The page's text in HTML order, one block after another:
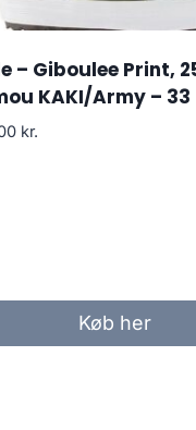
– Giboulee Print,
KAKI/Army – 33
kr.
Køb her